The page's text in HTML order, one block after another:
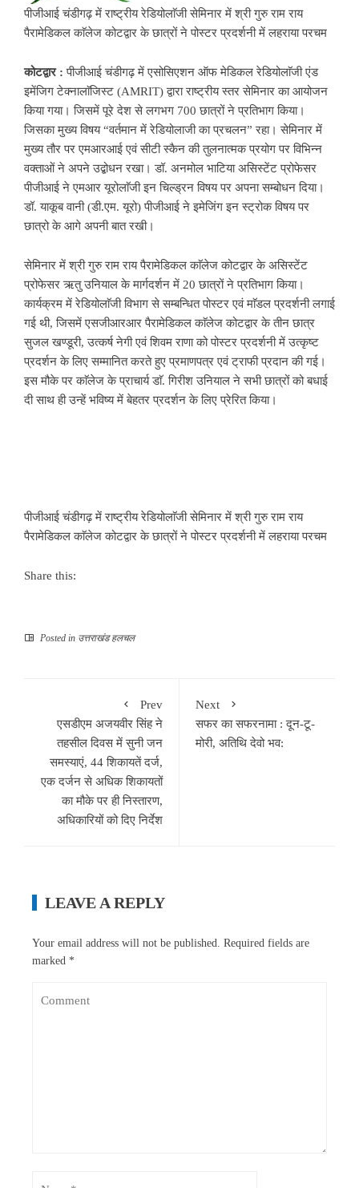
पीजीआई चंडीगढ़ में राष्ट्रीय रेडियोलाॅजी सेमिनार में श्री गुरु राम राय
पैरामेडिकल काॅलेज कोटद्वार के छात्रों ने पोस्टर प्रदर्शनी में लहराया परचम
कोटद्वार : पीजीआई चंडीगढ़ में एसोसिएशन ऑफ मेडिकल रेडियोलाॅजी एंड
इमेंजिग टेक्नालाॅजिस्ट (AMRIT) द्वारा राष्ट्रीय स्तर सेमिनार का आयोजन
किया गया। जिसमें पूरे देश से लगभग 700 छात्रों ने प्रतिभाग किया।
जिसका मुख्य विषय “वर्तमान में रेडियोलाजी का प्रचलन” रहा। सेमिनार में
मुख्य तौर पर एमआरआई एवं सीटी स्कैन की तुलनात्मक प्रयोग पर विभिन्न
वक्ताओं ने अपने उद्बोधन रखा। डॉ. अनमोल भाटिया असिस्टेंट प्रोफेसर
पीजीआई ने एमआर यूरोलाॅजी इन चिल्ड्रन विषय पर अपना सम्बोधन दिया।
डॉ. याकूब वानी (डी.एम. यूरो) पीजीआई ने इमेजिंग इन स्ट्रोक विषय पर
छात्रो के आगे अपनी बात रखी।
सेमिनार में श्री गुरु राम राय पैरामेडिकल काॅलेज कोटद्वार के असिस्टेंट
प्रोफेसर ऋतु उनियाल के मार्गदर्शन में 20 छात्रों ने प्रतिभाग किया।
कार्यक्रम में रेडियोलाॅजी विभाग से सम्बन्धित पोस्टर एवं माॅडल प्रदर्शनी लगाई
गई थी, जिसमें एसजीआरआर पैरामेडिकल काॅलेज कोटद्वार के तीन छात्र
सुजल खण्डूरी, उत्कर्ष नेगी एवं शिवम राणा को पोस्टर प्रदर्शनी में उत्कृष्ट
प्रदर्शन के लिए सम्मानित करते हुए प्रमाणपत्र एवं ट्राफी प्रदान की गई।
इस मौके पर काॅलेज के प्राचार्य डाॅ. गिरीश उनियाल ने सभी छात्रों को बधाई
दी साथ ही उन्हें भविष्य में बेहतर प्रदर्शन के लिए प्रेरित किया।
पीजीआई चंडीगढ़ में राष्ट्रीय रेडियोलाॅजी सेमिनार में श्री गुरु राम राय
पैरामेडिकल काॅलेज कोटद्वार के छात्रों ने पोस्टर प्रदर्शनी में लहराया परचम
Share this:
Posted in उत्तराखंड हलचल
Prev
एसडीएम अजयवीर सिंह ने
तहसील दिवस में सुनी जन
समस्याएं, 44 शिकायतें दर्ज,
एक दर्जन से अधिक शिकायतों
का मौके पर ही निस्तारण,
अधिकारियों को दिए निर्देश
Next
सफर का सफरनामा : दून-टू-
मोरी, अतिथि देवो भव:
LEAVE A REPLY
Your email address will not be published. Required fields are
marked *